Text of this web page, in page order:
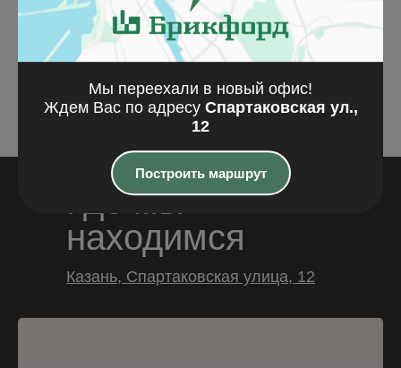
EcoWDF
Кирпич ручной формовки
Подробнее Подробнее
Где мы
находимся
Казань, Спартаковская улица, 12
Мы переехали в новый офис!
Ждем Вас по адресу Спартаковская ул.,
12
Построить маршрут